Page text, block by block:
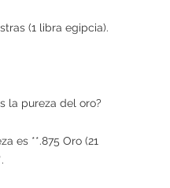
(1 libra egipcia).
la pureza del oro?
es **.875 Oro (21